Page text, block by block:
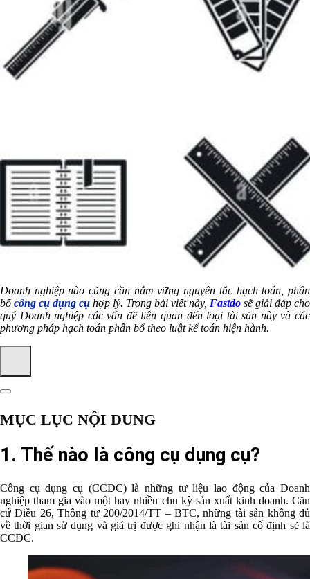
Doanh nghiệp nào cũng cần nắm vững nguyên tắc hạch toán, phân
bổ công cụ dụng cụ hợp lý. Trong bài viết này, Fastdo sẽ giải đáp cho
quý Doanh nghiệp các vấn đề liên quan đến loại tài sản này và các
phương pháp hạch toán phân bổ theo luật kế toán hiện hành.
MỤC LỤC NỘI DUNG
1. Thế nào là công cụ dụng cụ?
Công cụ dụng cụ (CCDC) là những tư liệu lao động của Doanh
nghiệp tham gia vào một hay nhiều chu kỳ sản xuất kinh doanh. Căn
cứ Điều 26, Thông tư 200/2014/TT – BTC, những tài sản không đủ
về thời gian sử dụng và giá trị được ghi nhận là tài sản cố định sẽ là
CCDC.